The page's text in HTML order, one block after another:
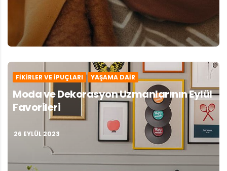
FIKIRLER VE İPUÇLARI YAŞAMA DAIR
Moda ve Dekorasyon Uzmanlarının Eylül
Favorileri
26 EYLÜL 2023